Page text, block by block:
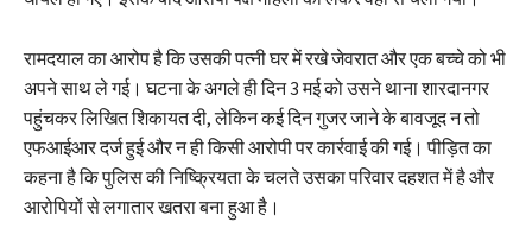
रामदयाल का आरोप है कि उसकी पत्नी घर में रखे जेवरात और एक बच्चे को भी
अपने साथ ले गई। घटना के अगले ही दिन 3 मई को उसने थाना शारदानगर
पहुंचकर लिखित शिकायत दी, लेकिन कई दिन गुजर जाने के बावजूद न तो
एफआईआर दर्ज हुई और न ही किसी आरोपी पर कार्रवाई की गई। पीड़ित का
कहना है कि पुलिस की निष्क्रियता के चलते उसका परिवार दहशत में है और
आरोपियों से लगातार खतरा बना हुआ है।